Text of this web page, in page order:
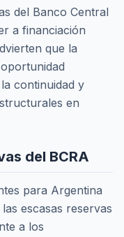
del Banco Central
a financiación
que la
continuidad y
en
del BCRA
para Argentina
escasas reservas
a los